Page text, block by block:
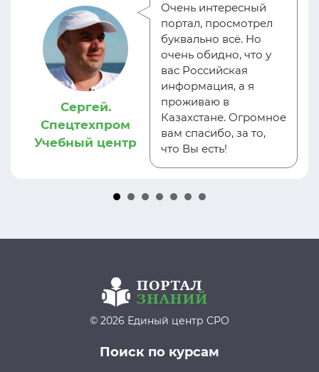
Сергей.
Спецтехпром
Учебный центр
Очень интересный
портал, просмотрел
буквально всё. Но
очень обидно, что у
вас Российская
информация, а я
проживаю в
Казахстане. Огромное
вам спасибо, за то,
что Вы есть!
© 2026 Единый центр СРО
Поиск по курсам